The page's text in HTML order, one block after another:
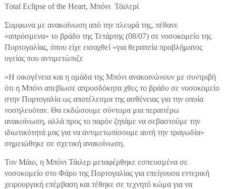
Total Eclipse of the Heart, Μπόνι Τάιλερί
Συμφωνα με ανακοίνωση από την πλευρά της, πέθανε
«απρόσμενα» το βράδυ της Τετάρτης (08/07) σε νοσοκομείο της
Πορτογαλίας, όπου είχε εισαχθεί «για θεραπεία προβλήματος
υγείας που αντιμετώπιζε
«Η οικογένεια και η ομάδα της Μπόνι ανακοινώνουν με συντριβή
ότι η Μπόνι απεβίωσε απροσδόκητα χθες το βράδυ σε νοσοκομείο
στην Πορτογαλία ως αποτέλεσμα της ασθένειας για την οποία
νοσηλευόταν. Θα εκδώσουμε σύντομα μια περαιτέρω
ανακοίνωση, αλλά προς το παρόν ζητάμε να σεβαστούμε την
ιδιωτικότητά μας για να αντιμετωπίσουμε αυτή την τραγωδία»
σημειώθηκε σε σχετική ανακοίνωση.
Τον Μάιο, η Μπόνι Τάιλερ μεταφέρθηκε εσπευσμένα σε
νοσοκομείο στο Φάρο της Πορτογαλίας για επείγουσα εντερική
χειρουργική επέμβαση και τέθηκε σε τεχνητό κώμα για να